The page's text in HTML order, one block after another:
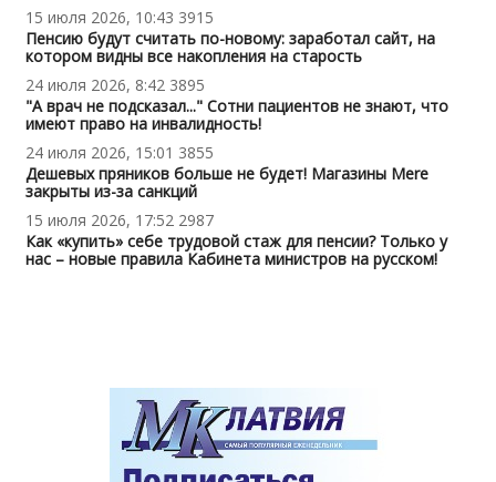
15 июля 2026, 10:43 3915
Пенсию будут считать по-новому: заработал сайт, на
котором видны все накопления на старость
24 июля 2026, 8:42 3895
"А врач не подсказал..." Сотни пациентов не знают, что
имеют право на инвалидность!
24 июля 2026, 15:01 3855
Дешевых пряников больше не будет! Магазины Mere
закрыты из-за санкций
15 июля 2026, 17:52 2987
Как «купить» себе трудовой стаж для пенсии? Только у
нас – новые правила Кабинета министров на русском!